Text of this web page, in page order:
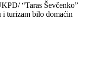
“Taras Ševčenko”
i turizam bilo domaćin